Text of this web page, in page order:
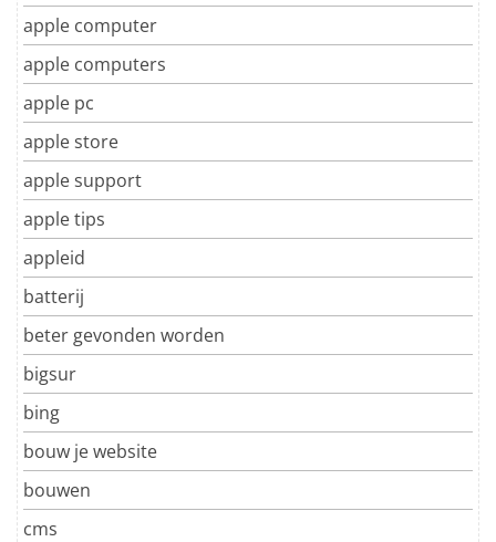
apple computer
apple computers
apple pc
apple store
apple support
apple tips
appleid
batterij
beter gevonden worden
bigsur
bing
bouw je website
bouwen
cms